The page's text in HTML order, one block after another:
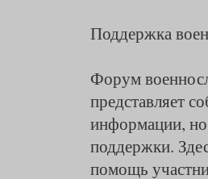
Поддержка
Форум
представляет
информации,
поддержки.
помощь